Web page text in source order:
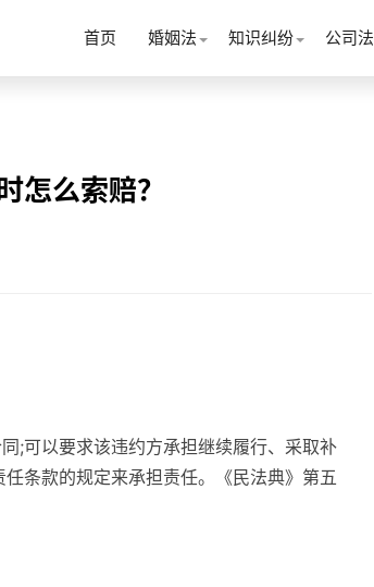
首页 婚姻法 知识纠纷 公司法
怎么索赔？
;可以要求该违约方承担继续履行、采取补
条款的规定来承担责任。《民法典》第五